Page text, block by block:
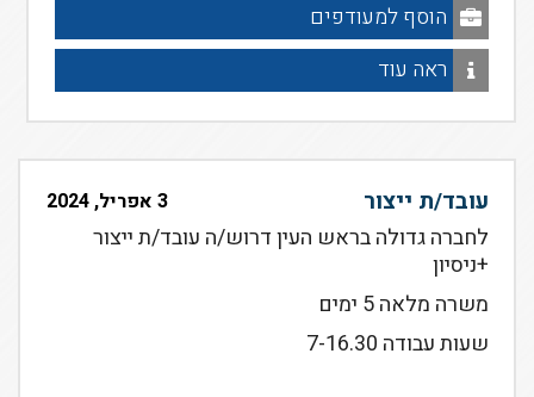
הוסף למעודפים
ראה עוד
עובד/ת ייצור 3 אפריל, 2024
לחברה גדולה בראש העין דרוש/ה עובד/ת ייצור
+ניסיון
משרה מלאה 5 ימים
שעות עבודה 7-16.30